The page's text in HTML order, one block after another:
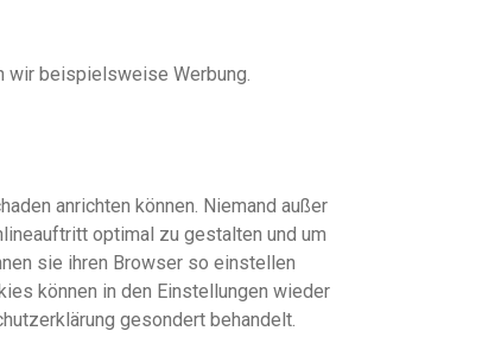
wir beispielsweise Werbung.
anrichten können. Niemand außer
optimal zu gestalten und um
sie ihren Browser so einstellen
können in den Einstellungen wieder
gesondert behandelt.